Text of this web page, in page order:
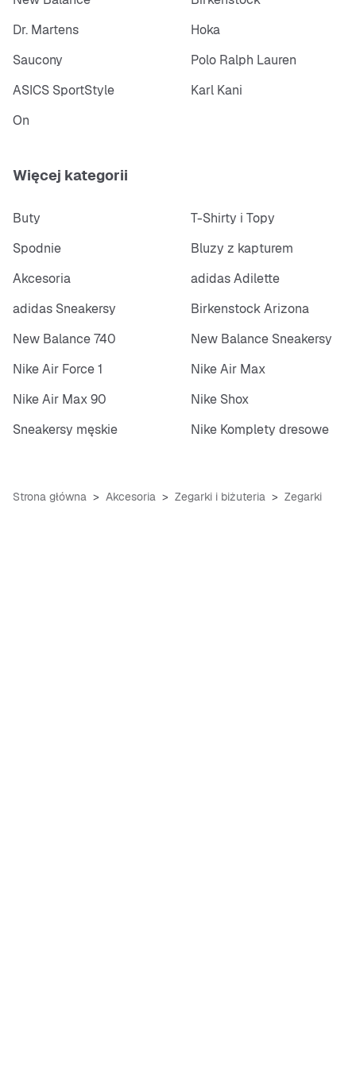
Dr. Martens
Hoka
Saucony
Polo Ralph Lauren
ASICS SportStyle
Karl Kani
On
Więcej kategorii
Buty
T-Shirty i Topy
Spodnie
Bluzy z kapturem
Akcesoria
adidas Adilette
adidas Sneakersy
Birkenstock Arizona
New Balance 740
New Balance Sneakersy
Nike Air Force 1
Nike Air Max
Nike Air Max 90
Nike Shox
Sneakersy męskie
Nike Komplety dresowe
Strona główna Akcesoria Zegarki i biżuteria Zegarki